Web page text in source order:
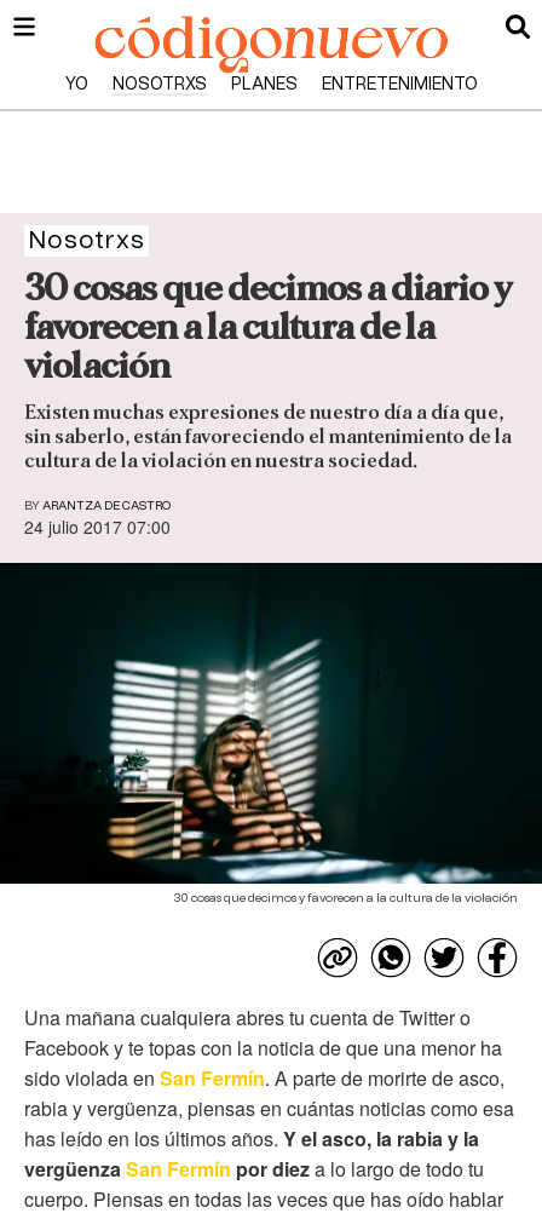
YO NOSOTRXS PLANES ENTRETENIMIENTO
Nosotrxs
30 cosas que decimos a diario y
favorecen a la cultura de la
violación
Existen muchas expresiones de nuestro día a día que,
sin saberlo, están favoreciendo el mantenimiento de la
cultura de la violación en nuestra sociedad.
BY ARANTZA DE CASTRO
24 julio 2017 07:00
30 cosas que decimos y favorecen a la cultura de la violación
Una mañana cualquiera abres tu cuenta de Twitter o
Facebook y te topas con la noticia de que una menor ha
sido violada en San Fermín. A parte de morirte de asco,
rabia y vergüenza, piensas en cuántas noticias como esa
has leído en los últimos años. Y el asco, la rabia y la
vergüenzaSan Fermín por dieza lo largo de todo tu
cuerpo. Piensas en todas las veces que has oído hablar